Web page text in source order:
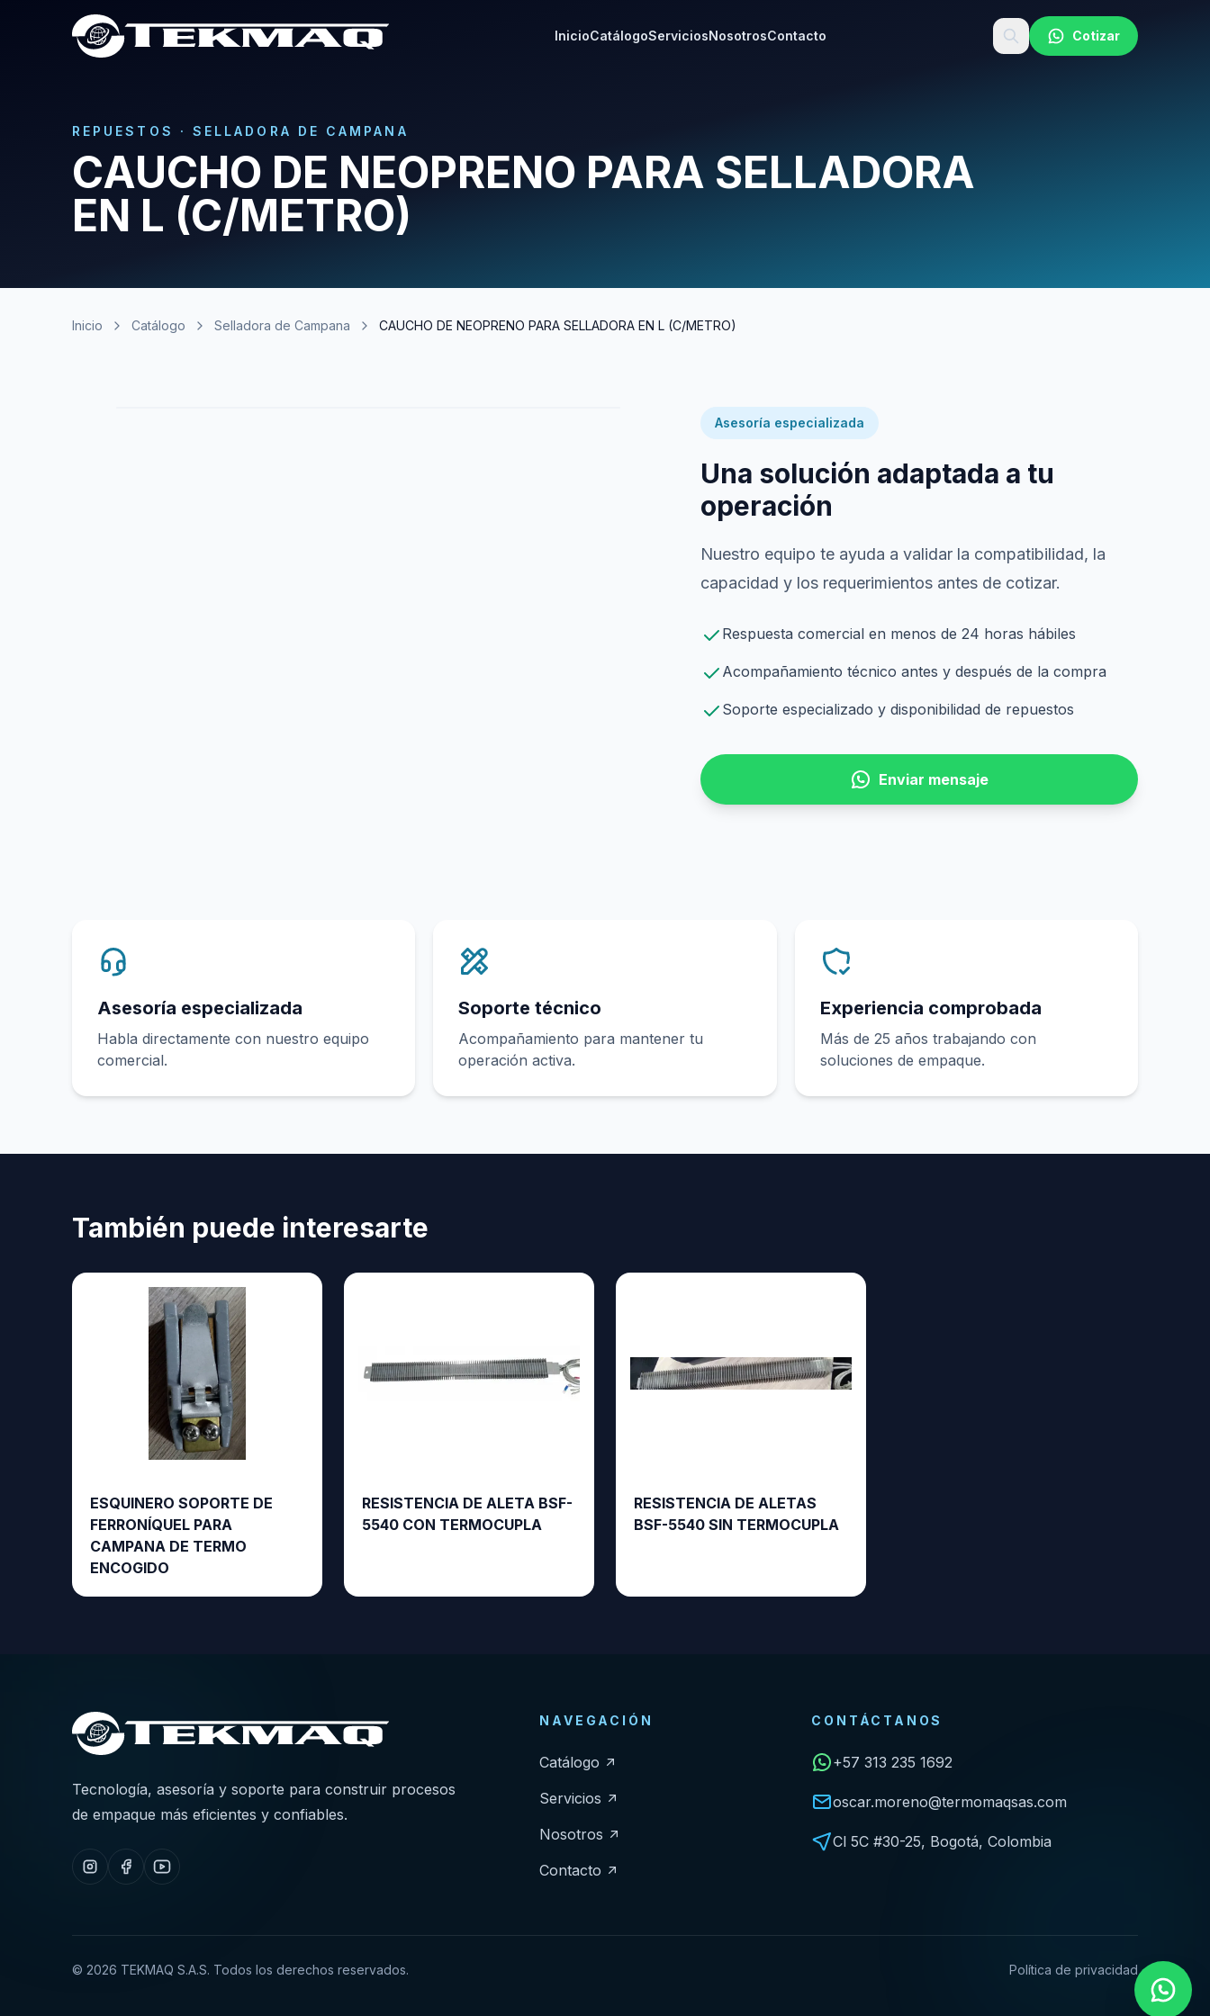
InicioCatálogoServiciosNosotrosContacto Cotizar
REPUESTOS · SELLADORA DE CAMPANA
CAUCHO DE NEOPRENO PARA SELLADORA
EN L (C/METRO)
Inicio Catálogo Selladora de Campana CAUCHO DE NEOPRENO PARA SELLADORA EN L (C/METRO)
Asesoría especializada
Una solución adaptada a tu
operación
Nuestro equipo te ayuda a validar la compatibilidad, la
capacidad y los requerimientos antes de cotizar.
Respuesta comercial en menos de 24 horas hábiles
Acompañamiento técnico antes y después de la compra
Soporte especializado y disponibilidad de repuestos
Enviar mensaje
Asesoría especializada
Habla directamente con nuestro equipo
comercial.
Soporte técnico
Acompañamiento para mantener tu
operación activa.
Experiencia comprobada
Más de 25 años trabajando con
soluciones de empaque.
También puede interesarte
ESQUINERO SOPORTE DE
FERRONÍQUEL PARA
CAMPANA DE TERMO
ENCOGIDO
RESISTENCIA DE ALETA BSF-
5540 CON TERMOCUPLA
RESISTENCIA DE ALETAS
BSF-5540 SIN TERMOCUPLA
Tecnología, asesoría y soporte para construir procesos
de empaque más eficientes y confiables.
NAVEGACIÓN
Catálogo
Servicios
Nosotros
Contacto
CONTÁCTANOS
+57 313 235 1692
oscar.moreno@termomaqsas.com
Cl 5C #30-25, Bogotá, Colombia
© 2026 TEKMAQ S.A.S. Todos los derechos reservados. Política de privacidad